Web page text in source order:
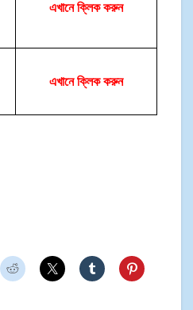
এখানে ক্লিক করুন
এখানে ক্লিক করুন